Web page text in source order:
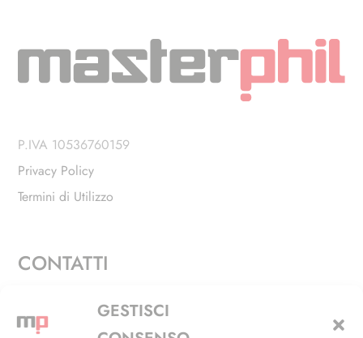
GESTISCI
P.IVA 10536760159
Privacy Policy
Termini di Utilizzo
CONTATTI
Via Alfieri, 27 - Trezzano Sul Naviglio (MI)
+39 02 4846 3155